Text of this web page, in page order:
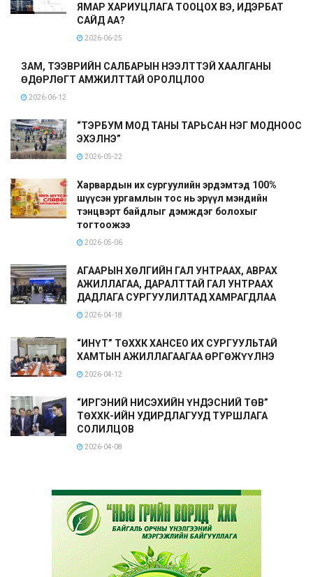
ЯМАР ХАРИУЦЛАГА ТООЦОХ ВЭ, ИДЭРБАТ
САЙД АА?
2026-06-25
ЗАМ, ТЭЭВРИЙН САЛБАРЫН НЭЭЛТТЭЙ ХААЛГАНЫ
ӨДӨРЛӨГТ АМЖИЛТТАЙ ОРОЛЦЛОО
2026-06-12
“ТЭРБУМ МОД ТАНЫ ТАРЬСАН НЭГ МОДНООС
ЭХЭЛНЭ”
2026-05-22
Харвардын их сургуулийн эрдэмтэд 100%
шүүсэн ургамлын тос нь эрүүл мэндийн
тэнцвэрт байдлыг дэмждэг болохыг
тогтоожээ
2026-05-06
АГААРЫН ХӨЛГИЙН ГАЛ УНТРААХ, АВРАХ
АЖИЛЛАГАА, ДАРАЛТТАЙ ГАЛ УНТРААХ
ДАДЛАГА СУРГУУЛИЛТАД ХАМРАГДЛАА
2026-04-18
“ИНҮТ” ТӨХХК ХАНСЕО ИХ СУРГУУЛЬТАЙ
ХАМТЫН АЖИЛЛАГААГАА ӨРГӨЖҮҮЛНЭ
2026-04-12
“ИРГЭНИЙ НИСЭХИЙН ҮНДЭСНИЙ ТӨВ”
ТӨХХК-ИЙН УДИРДЛАГУУД ТУРШЛАГА
СОЛИЛЦОВ
2026-04-08